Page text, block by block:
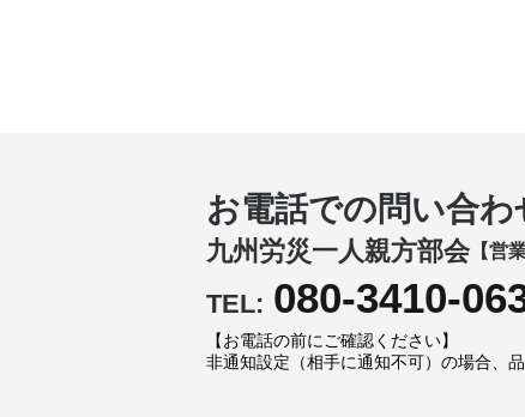
お電話での問い合
九州労災一人親方部会【営
TEL: 080-3410-
【お電話の前にご確認ください】
非通知設定（相手に通知不可）の場合、